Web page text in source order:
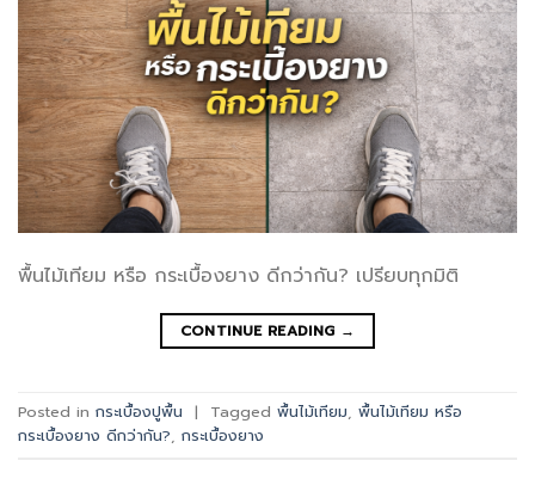
พื้นไม้เทียม หรือ กระเบื้องยาง ดีกว่ากัน? เปรียบทุกมิติ
CONTINUE READING →
Posted in กระเบื้องปูพื้น | Tagged พื้นไม้เทียม, พื้นไม้เทียม หรือ
กระเบื้องยาง ดีกว่ากัน?, กระเบื้องยาง